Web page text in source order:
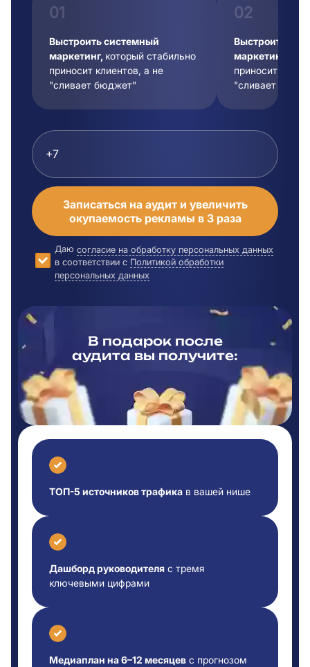
01
Выстроить системный
маркетинг, который стабильно
приносит клиентов, а не
"сливает бюджет"
02
Выстроить
маркетинг,
приносит
"сливает
Записаться на аудит и увеличить
окупаемость рекламы в 3 раза
Даю согласие на обработку персональных данных
в соответствии с Политикой обработки
персональных данных
В подарок после
аудита вы получите:
ТОП-5 источников трафика в вашей нише
Дашборд руководителя с тремя
ключевыми цифрами
Медиаплан на 6–12 месяцев с прогнозом